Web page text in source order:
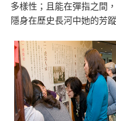
多樣性；且能在彈指之間
隱身在歷史長河中她的芳蹤